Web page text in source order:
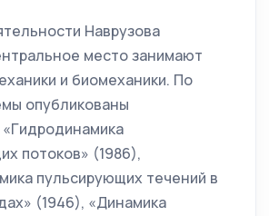
Наврузова
место занимают
и биомеханики. По
опубликованы
потоков» (1986),
пульсирующих течений в
(1946), «Динамика